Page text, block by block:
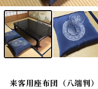
来客用座布団（八端判